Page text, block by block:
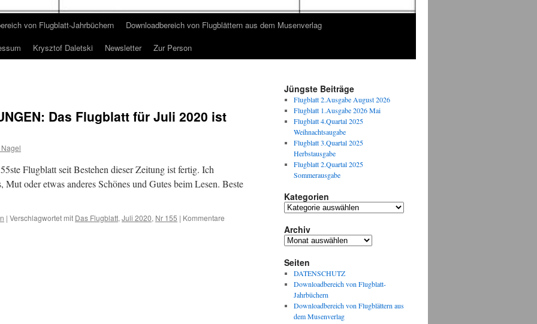
von Flugblatt-Jahrbüchern
Downloadbereich von Flugblättern aus dem Musenverlag
Krysztof Daletski Newsletter Zur Person
Das Flugblatt für Juli 2020 ist
Flugblatt seit Bestehen dieser Zeitung ist fertig. Ich
oder etwas anderes Schönes und Gutes beim Lesen. Beste
| Verschlagwortet mit Das Flugblatt, Juli 2020, Nr 155 | Kommentare
Jüngste Beiträge
Flugblatt 2.Ausgabe August 2026
Flugblatt 1.Ausgabe 2026 Mai
Flugblatt 4.Quartal 2025
Weihnachtsaugabe
Flugblatt 3.Quartal 2025
Herbstausgabe
Flugblatt 2.Quartal 2025
Sommerausgabe
Kategorien
Kategorien
Archiv
Archiv
Seiten
DATENSCHUTZ
Downloadbereich von Flugblatt-
Jahrbüchern
Downloadbereich von Flugblättern aus
dem Musenverlag